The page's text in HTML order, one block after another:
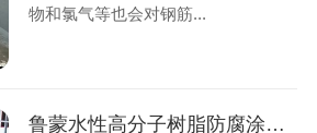
物和氯气等也会对钢筋...
鲁蒙水性高分子树脂防腐涂料防腐防水涂料施工厌氧池、二沉池